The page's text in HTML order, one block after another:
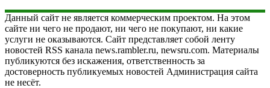
Данный сайт не является коммерческим проектом. На этом
сайте ни чего не продают, ни чего не покупают, ни какие
услуги не оказываются. Сайт представляет собой ленту
новостей RSS канала news.rambler.ru, newsru.com. Материалы
публикуются без искажения, ответственность за
достоверность публикуемых новостей Администрация сайта
не несёт.